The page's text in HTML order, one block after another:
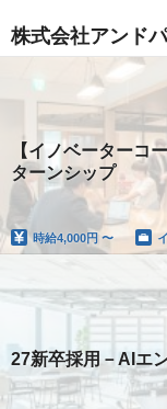
株式会社アンド
【イノベーターコ
ターンシップ
時給4,000円 〜
27新卒採用－AIエ